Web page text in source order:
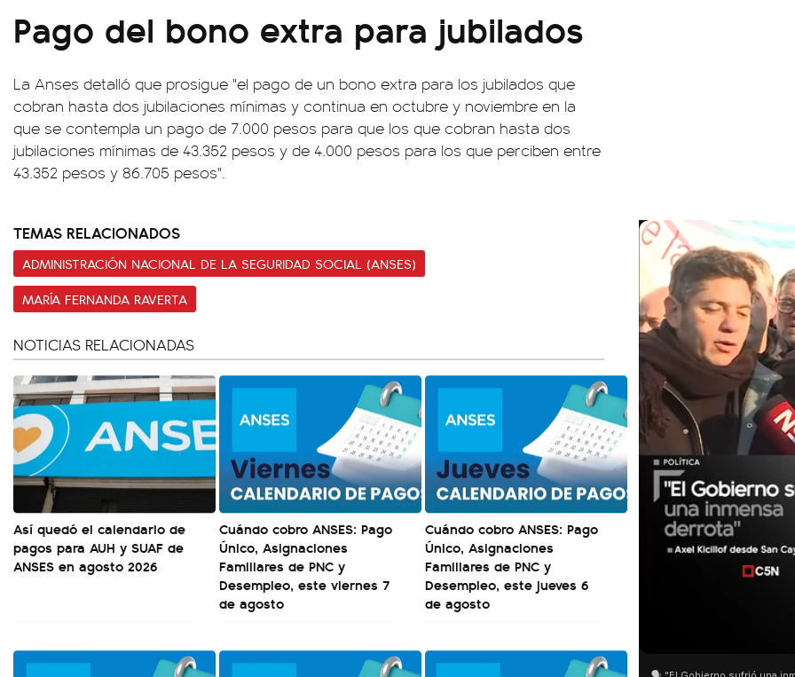
Pago del bono extra para jubilados
La Anses detalló que prosigue "el pago de un bono extra para los jubilados que
cobran hasta dos jubilaciones mínimas y continua en octubre y noviembre en la
que se contempla un pago de 7.000 pesos para que los que cobran hasta dos
jubilaciones mínimas de 43.352 pesos y de 4.000 pesos para los que perciben entre
43.352 pesos y 86.705 pesos".
TEMAS RELACIONADOS
ADMINISTRACIÓN NACIONAL DE LA SEGURIDAD SOCIAL (ANSES)
MARÍA FERNANDA RAVERTA
NOTICIAS RELACIONADAS
Así quedó el calendario de
pagos para AUH y SUAF de
ANSES en agosto 2026
Cuándo cobro ANSES: Pago
Único, Asignaciones
Familiares de PNC y
Desempleo, este viernes 7
de agosto
Cuándo cobro ANSES: Pago
Único, Asignaciones
Familiares de PNC y
Desempleo, este jueves 6
de agosto